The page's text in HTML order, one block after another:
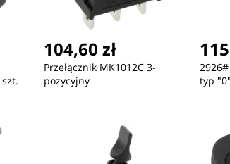
Nowość Nowość
szt.
104,60 zł
Przełącznik MK1012C 3-
pozycyjny
typ "0"